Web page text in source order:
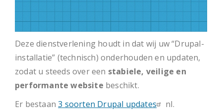
Deze dienstverlening houdt in dat wij uw “Drupal-
installatie” (technisch) onderhouden en updaten,
zodat u steeds over een stabiele, veilige en
performante website beschikt.
Er bestaan3 soorten Drupal updates
nl.